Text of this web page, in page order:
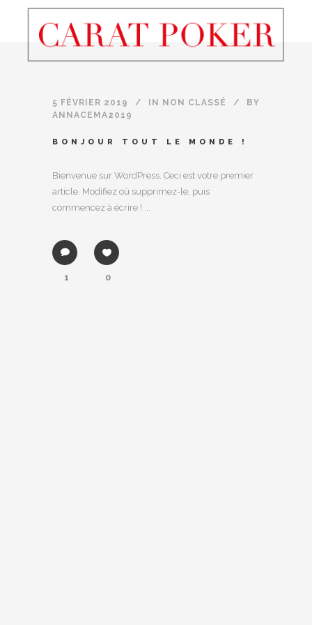
5 FÉVRIER 2019 IN NON CLASSÉ
BY
ANNACEMA2019
BONJOUR TOUT LE MONDE !
Bienvenue sur WordPress. Ceci est votre premier
article. Modifiez où supprimez-le, puis
commencez à écrire ! ...
1 0